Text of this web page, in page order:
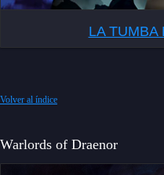
LA TUMBA
Volver al índice
Warlords of Draenor